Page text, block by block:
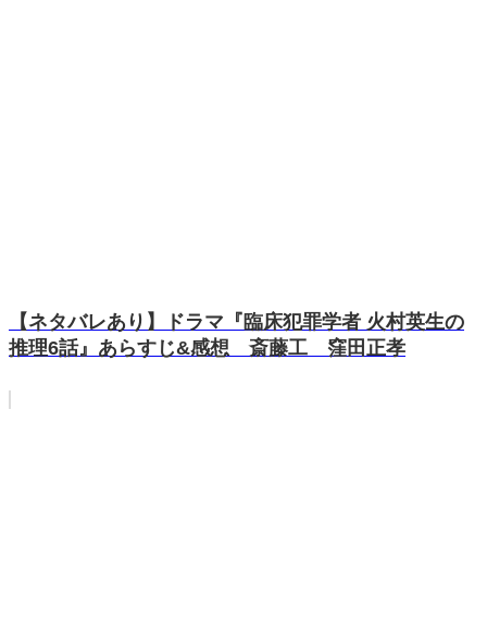
【ネタバレあり】ドラマ『臨床犯罪学者 火村英生の
推理6話』あらすじ&感想 斎藤工 窪田正孝